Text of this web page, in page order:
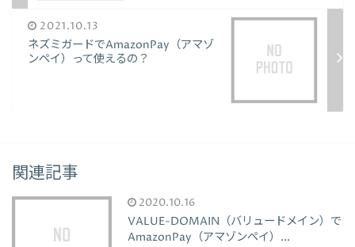
2021.10.13
ネズミガードでAmazonPay（アマゾ
ンペイ）って使えるの？
関連記事
2020.10.16
VALUE-DOMAIN（バリュードメイン）で
AmazonPay（アマゾンペイ）...